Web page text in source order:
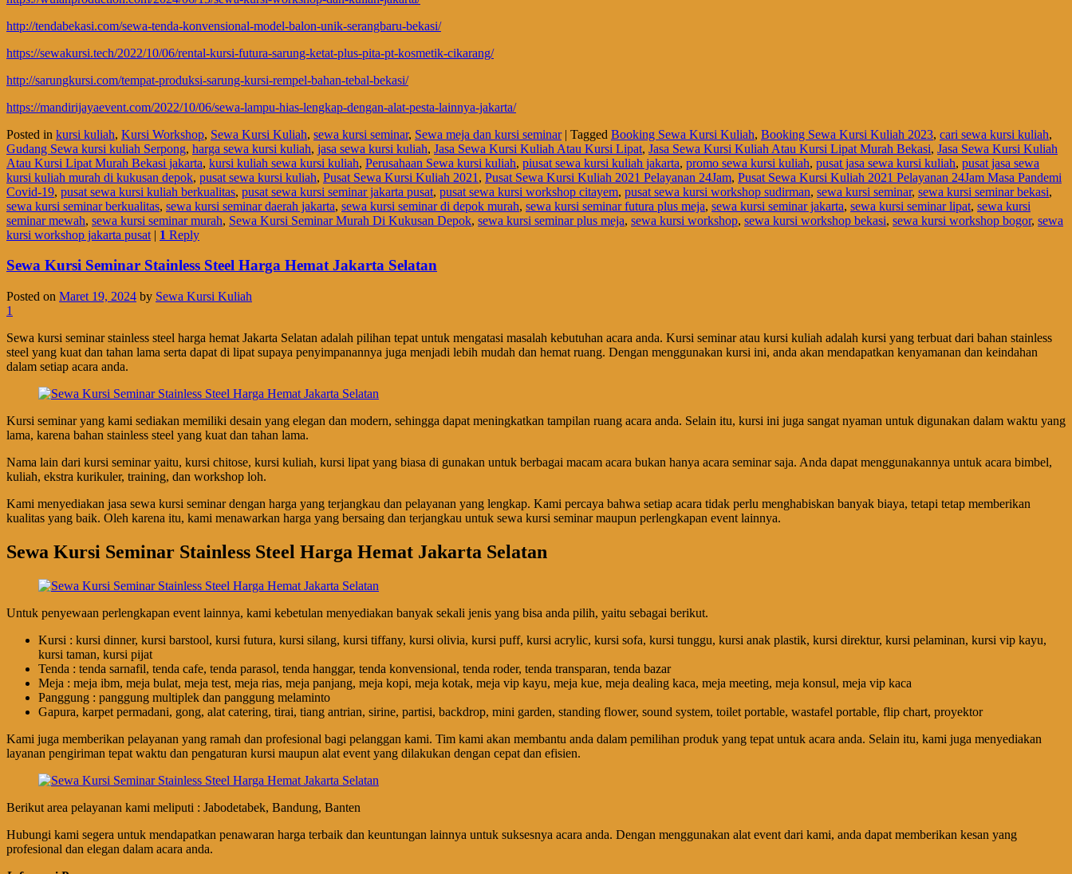
http://tendabekasi.com/sewa-tenda-konvensional-model-balon-unik-serangbaru-bekasi/
https://sewakursi.tech/2022/10/06/rental-kursi-futura-sarung-ketat-plus-pita-pt-kosmetik-cikarang/
http://sarungkursi.com/tempat-produksi-sarung-kursi-rempel-bahan-tebal-bekasi/
https://mandirijayaevent.com/2022/10/06/sewa-lampu-hias-lengkap-dengan-alat-pesta-lainnya-jakarta/
Posted in kursi kuliah, Kursi Workshop, Sewa Kursi Kuliah, sewa kursi seminar, Sewa meja dan kursi seminar | Tagged Booking Sewa Kursi Kuliah, Booking Sewa Kursi Kuliah 2023, cari sewa kursi kuliah,
Gudang Sewa kursi kuliah Serpong, harga sewa kursi kuliah, jasa sewa kursi kuliah, Jasa Sewa Kursi Kuliah Atau Kursi Lipat, Jasa Sewa Kursi Kuliah Atau Kursi Lipat Murah Bekasi, Jasa Sewa Kursi Kuliah
Atau Kursi Lipat Murah Bekasi jakarta, kursi kuliah sewa kursi kuliah, Perusahaan Sewa kursi kuliah, piusat sewa kursi kuliah jakarta, promo sewa kursi kuliah, pusat jasa sewa kursi kuliah, pusat jasa sewa
kursi kuliah murah di kukusan depok, pusat sewa kursi kuliah, Pusat Sewa Kursi Kuliah 2021 , Pusat Sewa Kursi Kuliah 2021 Pelayanan 24Jam, Pusat Sewa Kursi Kuliah 2021 Pelayanan 24Jam Masa Pandemi
Covid-19, pusat sewa kursi kuliah berkualitas, pusat sewa kursi seminar jakarta pusat, pusat sewa kursi workshop citayem, pusat sewa kursi workshop sudirman, sewa kursi seminar, sewa kursi seminar bekasi,
sewa kursi seminar berkualitas, sewa kursi seminar daerah jakarta, sewa kursi seminar di depok murah, sewa kursi seminar futura plus meja, sewa kursi seminar jakarta, sewa kursi seminar lipat, sewa kursi
seminar mewah, sewa kursi seminar murah, Sewa Kursi Seminar Murah Di Kukusan Depok, sewa kursi seminar plus meja, sewa kursi workshop, sewa kursi workshop bekasi, sewa kursi workshop bogor, sewa
kursi workshop jakarta pusat | 1 Reply
Sewa Kursi Seminar Stainless Steel Harga Hemat Jakarta Selatan
Posted on Maret 19, 2024 by Sewa Kursi Kuliah
1
Sewa kursi seminar stainless steel harga hemat Jakarta Selatan adalah pilihan tepat untuk mengatasi masalah kebutuhan acara anda. Kursi seminar atau kursi kuliah adalah kursi yang terbuat dari bahan stainless
steel yang kuat dan tahan lama serta dapat di lipat supaya penyimpanannya juga menjadi lebih mudah dan hemat ruang. Dengan menggunakan kursi ini, anda akan mendapatkan kenyamanan dan keindahan
dalam setiap acara anda.
Kursi seminar yang kami sediakan memiliki desain yang elegan dan modern, sehingga dapat meningkatkan tampilan ruang acara anda. Selain itu, kursi ini juga sangat nyaman untuk digunakan dalam waktu yang
lama, karena bahan stainless steel yang kuat dan tahan lama.
Nama lain dari kursi seminar yaitu, kursi chitose, kursi kuliah, kursi lipat yang biasa di gunakan untuk berbagai macam acara bukan hanya acara seminar saja. Anda dapat menggunakannya untuk acara bimbel,
kuliah, ekstra kurikuler, training, dan workshop loh.
Kami menyediakan jasa sewa kursi seminar dengan harga yang terjangkau dan pelayanan yang lengkap. Kami percaya bahwa setiap acara tidak perlu menghabiskan banyak biaya, tetapi tetap memberikan
kualitas yang baik. Oleh karena itu, kami menawarkan harga yang bersaing dan terjangkau untuk sewa kursi seminar maupun perlengkapan event lainnya.
Sewa Kursi Seminar Stainless Steel Harga Hemat Jakarta Selatan
Untuk penyewaan perlengkapan event lainnya, kami kebetulan menyediakan banyak sekali jenis yang bisa anda pilih, yaitu sebagai berikut.
Kursi : kursi dinner, kursi barstool, kursi futura, kursi silang, kursi tiffany, kursi olivia, kursi puff, kursi acrylic, kursi sofa, kursi tunggu, kursi anak plastik, kursi direktur, kursi pelaminan, kursi vip kayu,
kursi taman, kursi pijat
Tenda : tenda sarnafil, tenda cafe, tenda parasol, tenda hanggar, tenda konvensional, tenda roder, tenda transparan, tenda bazar
Meja : meja ibm, meja bulat, meja test, meja rias, meja panjang, meja kopi, meja kotak, meja vip kayu, meja kue, meja dealing kaca, meja meeting, meja konsul, meja vip kaca
Panggung : panggung multiplek dan panggung melaminto
Gapura, karpet permadani, gong, alat catering, tirai, tiang antrian, sirine, partisi, backdrop, mini garden, standing flower, sound system, toilet portable, wastafel portable, flip chart, proyektor
Kami juga memberikan pelayanan yang ramah dan profesional bagi pelanggan kami. Tim kami akan membantu anda dalam pemilihan produk yang tepat untuk acara anda. Selain itu, kami juga menyediakan
layanan pengiriman tepat waktu dan pengaturan kursi maupun alat event yang dilakukan dengan cepat dan efisien.
Berikut area pelayanan kami meliputi : Jabodetabek, Bandung, Banten
Hubungi kami segera untuk mendapatkan penawaran harga terbaik dan keuntungan lainnya untuk suksesnya acara anda. Dengan menggunakan alat event dari kami, anda dapat memberikan kesan yang
profesional dan elegan dalam acara anda.